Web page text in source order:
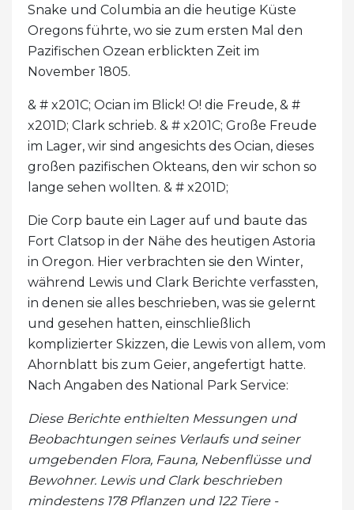
Snake und Columbia an die heutige Küste
Oregons führte, wo sie zum ersten Mal den
Pazifischen Ozean erblickten Zeit im
November 1805.
& # x201C; Ocian im Blick! O! die Freude, & #
x201D; Clark schrieb. & # x201C; Große Freude
im Lager, wir sind angesichts des Ocian, dieses
großen pazifischen Okteans, den wir schon so
lange sehen wollten. & # x201D;
Die Corp baute ein Lager auf und baute das
Fort Clatsop in der Nähe des heutigen Astoria
in Oregon. Hier verbrachten sie den Winter,
während Lewis und Clark Berichte verfassten,
in denen sie alles beschrieben, was sie gelernt
und gesehen hatten, einschließlich
komplizierter Skizzen, die Lewis von allem, vom
Ahornblatt bis zum Geier, angefertigt hatte.
Nach Angaben des National Park Service:
Diese Berichte enthielten Messungen und
Beobachtungen seines Verlaufs und seiner
umgebenden Flora, Fauna, Nebenflüsse und
Bewohner. Lewis und Clark beschrieben
mindestens 178 Pflanzen und 122 Tiere -